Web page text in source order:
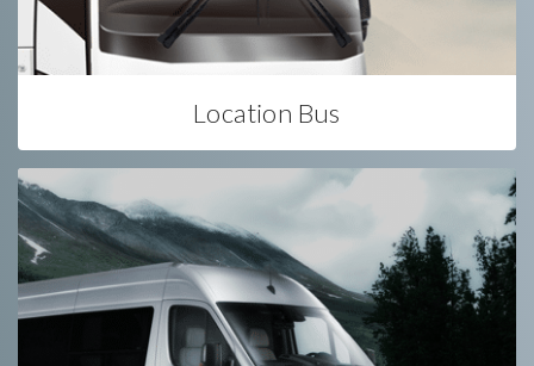
Location Bus